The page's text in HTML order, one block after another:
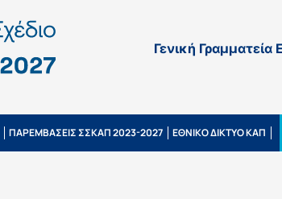
Γενική
ΠΑΡΕΜΒΑΣΕΙΣ ΣΣΚΑΠ 2023-2027 ΕΘΝΙΚΟ ΔΙΚΤΥΟ ΚΑΠ